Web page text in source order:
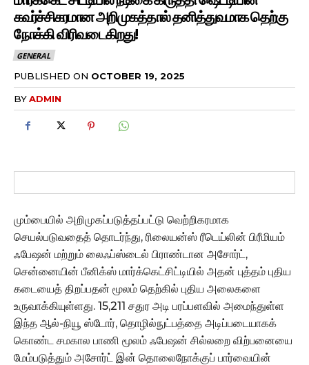
கவர்ச்சிகரமான அறிமுகத்தால் தனித்துவமாக தெற்கு
நோக்கி விரிவடைகிறது!
GENERAL
PUBLISHED ON OCTOBER 19, 2025
BYADMIN
மும்பையில் அறிமுகப்படுத்தப்பட்டு வெற்றிகரமாக
செயல்படுவதைத் தொடர்ந்து, ரிலையன்ஸ் ரீடெய்லின் பிரீமியம்
ஃபேஷன் மற்றும் லைஃப்ஸ்டைல் பிராண்டான அசோர்ட்,
சென்னையின் பீனிக்ஸ் மார்க்கெட்சிட்டியில் அதன் புத்தம் புதிய
கடையைத் திறப்பதன் மூலம் தெற்கில் புதிய அலைகளை
உருவாக்கியுள்ளது. 15,211 சதுர அடி பரப்பளவில் அமைந்துள்ள
இந்த ஆல்-நியூ ஸ்டோர், தொழில்நுட்பத்தை அடிப்படையாகக்
கொண்ட சமகால பாணி மூலம் ஃபேஷன் சில்லறை விற்பனையை
மேம்படுத்தும் அசோர்ட் இன் தொலைநோக்குப் பார்வையின்